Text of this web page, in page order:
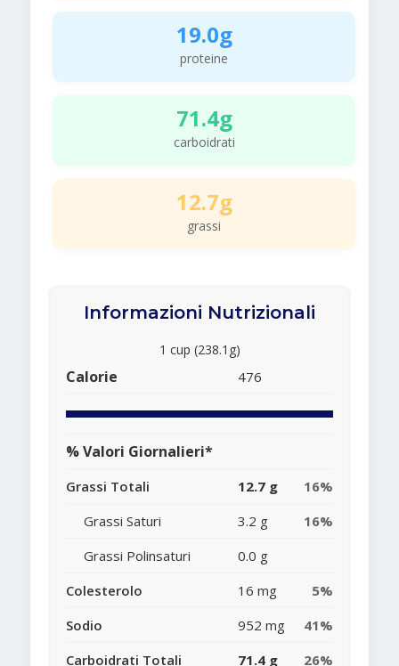
19.0g
proteine
71.4g
carboidrati
12.7g
grassi
Informazioni Nutrizionali
1 cup (238.1g)
Calorie 476
% Valori Giornalieri*
Grassi Totali 12.7 g
16%
Grassi Saturi
3.2 g
16%
Grassi Polinsaturi
0.0 g
Colesterolo
16 mg
5%
Sodio
952 mg
41%
Carboidrati Totali
71.4 g 26%